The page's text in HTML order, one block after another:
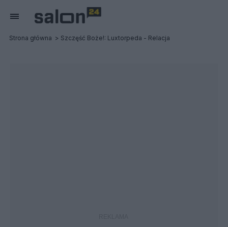
Strona główna Szczęść Boże!: Luxtorpeda - Relacja